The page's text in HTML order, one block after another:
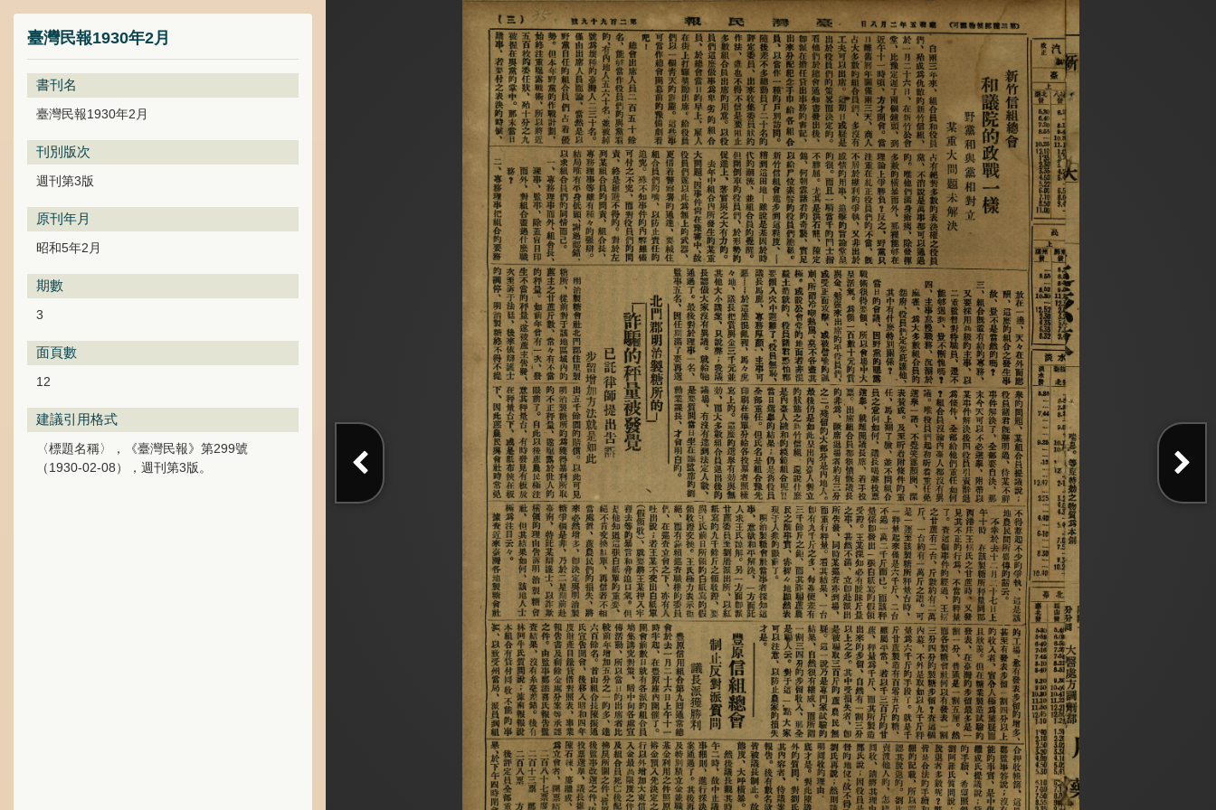
臺灣民報1930年2月
書刊名
臺灣民報1930年2月
刊別版次
週刊第3版
原刊年月
昭和5年2月
期數
3
面頁數
12
建議引用格式
〈標題名稱〉，《臺灣民報》第299號
（1930-02-08），週刊第3版。